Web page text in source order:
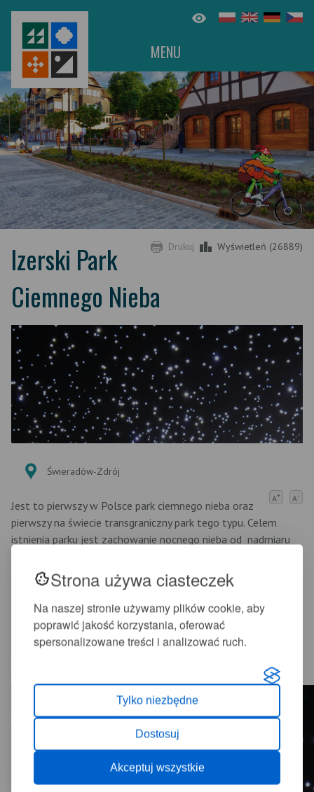
Strona używa ciasteczek
Na naszej stronie używamy plików cookie, aby
poprawić jakość korzystania, oferować
spersonalizowane treści i analizować ruch.
Tylko niezbędne
Dostosuj
Akceptuj wszystkie
MENU
Drukuj Wyświetleń (26889)
Izerski Park
Ciemnego Nieba
Świeradów-Zdrój
A+ A-
Jest to pierwszy w Polsce park ciemnego nieba oraz
pierwszy na świecie transgraniczny park tego typu. Celem
istnienia parku jest zachowanie nocnego nieba od nadmiaru
jest obecnie mocno ograniczone. Jak tam trafić? Ze Stogu
Izerskiego należy udać się czerwonym szlakiem na Polanę
Izerską, a dalej niebieskim szlakiem do Chatki Górzystów.